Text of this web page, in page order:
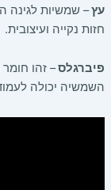
עץ– שמשיות לגינה
חזות נקייה ועיצובית.
פיברגלס– זהו
השמשיה יכולה